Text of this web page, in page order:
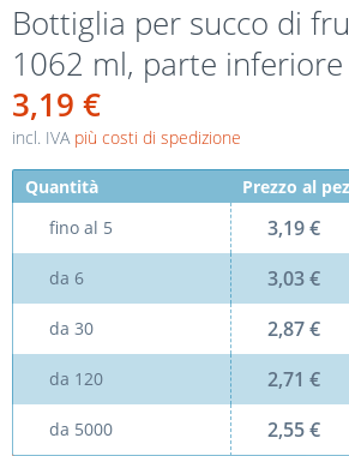
Bottiglia per succo di
1062 ml, parte inferiore
3,19 €
incl. IVA più costi di spedizione
Quantità
Prezzo al
fino al 5 3,19 €
da 6 3,03 €
da 30 2,87 €
da 120 2,71 €
da 5000 2,55 €